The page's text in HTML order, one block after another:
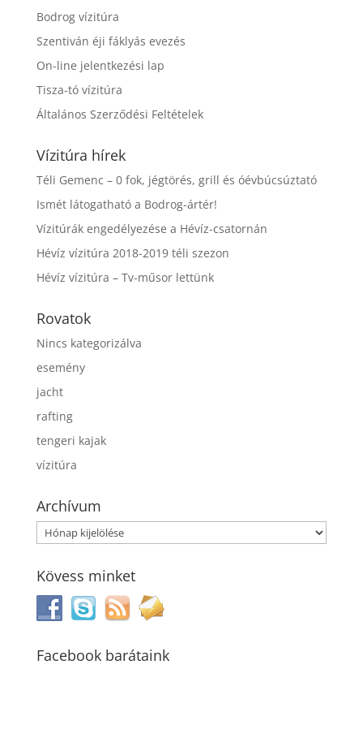
Bodrog vízitúra
Szentiván éji fáklyás evezés
On-line jelentkezési lap
Tisza-tó vízitúra
Általános Szerződési Feltételek
Vízitúra hírek
Téli Gemenc – 0 fok, jégtörés, grill és óévbúcsúztató
Ismét látogatható a Bodrog-ártér!
Vízitúrák engedélyezése a Hévíz-csatornán
Hévíz vízitúra 2018-2019 téli szezon
Hévíz vízitúra – Tv-műsor lettünk
Rovatok
Nincs kategorizálva
esemény
jacht
rafting
tengeri kajak
vízitúra
Archívum
Archívum
Kövess minket
Facebook barátaink